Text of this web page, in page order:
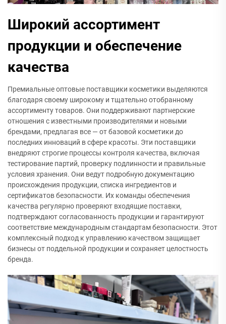
Широкий ассортимент
продукции и обеспечение
качества
Премиальные оптовые поставщики косметики выделяются
благодаря своему широкому и тщательно отобранному
ассортименту товаров. Они поддерживают партнерские
отношения с известными производителями и новыми
брендами, предлагая все — от базовой косметики до
последних инноваций в сфере красоты. Эти поставщики
внедряют строгие процессы контроля качества, включая
тестирование партий, проверку подлинности и правильные
условия хранения. Они ведут подробную документацию
происхождения продукции, списка ингредиентов и
сертификатов безопасности. Их команды обеспечения
качества регулярно проверяют входящие поставки,
подтверждают согласованность продукции и гарантируют
соответствие международным стандартам безопасности. Этот
комплексный подход к управлению качеством защищает
бизнесы от поддельной продукции и сохраняет целостность
бренда.